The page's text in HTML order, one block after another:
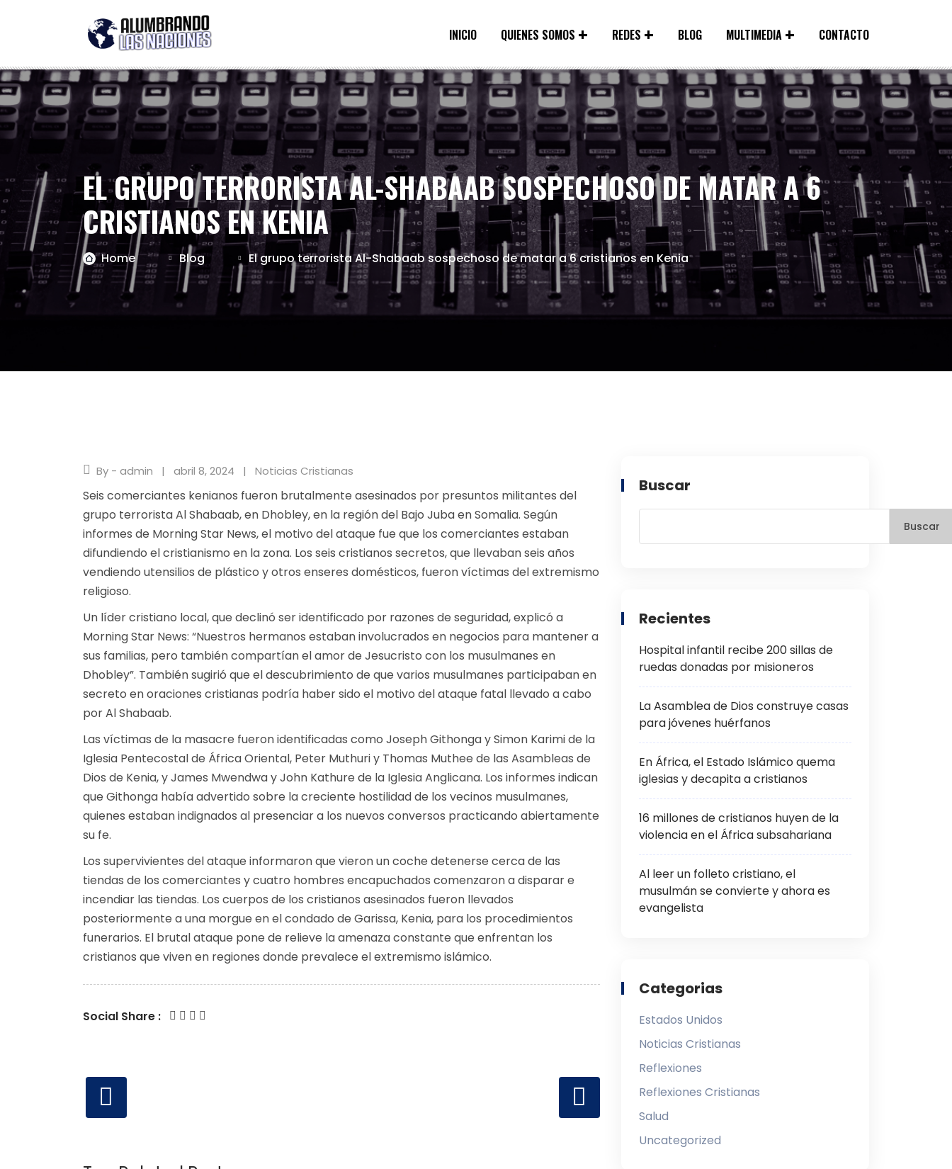
INICIO QUIENES SOMOS REDES BLOG MULTIMEDIA CONTACTO
EL GRUPO TERRORISTA AL-SHABAAB SOSPECHOSO DE MATAR A 6
CRISTIANOS EN KENIA
Home Blog El grupo terrorista Al-Shabaab sospechoso de matar a 6 cristianos en Kenia
By - admin abril 8, 2024 Noticias Cristianas
Seis comerciantes kenianos fueron brutalmente asesinados por presuntos militantes del
grupo terrorista Al Shabaab, en Dhobley, en la región del Bajo Juba en Somalia. Según
informes de Morning Star News, el motivo del ataque fue que los comerciantes estaban
difundiendo el cristianismo en la zona. Los seis cristianos secretos, que llevaban seis años
vendiendo utensilios de plástico y otros enseres domésticos, fueron víctimas del extremismo
religioso.
Un líder cristiano local, que declinó ser identificado por razones de seguridad, explicó a
Morning Star News: “Nuestros hermanos estaban involucrados en negocios para mantener a
sus familias, pero también compartían el amor de Jesucristo con los musulmanes en
Dhobley”. También sugirió que el descubrimiento de que varios musulmanes participaban en
secreto en oraciones cristianas podría haber sido el motivo del ataque fatal llevado a cabo
por Al Shabaab.
Las víctimas de la masacre fueron identificadas como Joseph Githonga y Simon Karimi de la
Iglesia Pentecostal de África Oriental, Peter Muthuri y Thomas Muthee de las Asambleas de
Dios de Kenia, y James Mwendwa y John Kathure de la Iglesia Anglicana. Los informes indican
que Githonga había advertido sobre la creciente hostilidad de los vecinos musulmanes,
quienes estaban indignados al presenciar a los nuevos conversos practicando abiertamente
su fe.
Los supervivientes del ataque informaron que vieron un coche detenerse cerca de las
tiendas de los comerciantes y cuatro hombres encapuchados comenzaron a disparar e
incendiar las tiendas. Los cuerpos de los cristianos asesinados fueron llevados
posteriormente a una morgue en el condado de Garissa, Kenia, para los procedimientos
funerarios. El brutal ataque pone de relieve la amenaza constante que enfrentan los
cristianos que viven en regiones donde prevalece el extremismo islámico.
Social Share :
Buscar
Buscar
Recientes
Hospital infantil recibe 200 sillas de
ruedas donadas por misioneros
La Asamblea de Dios construye casas
para jóvenes huérfanos
En África, el Estado Islámico quema
iglesias y decapita a cristianos
16 millones de cristianos huyen de la
violencia en el África subsahariana
Al leer un folleto cristiano, el
musulmán se convierte y ahora es
evangelista
Categorias
Estados Unidos
Noticias Cristianas
Reflexiones
Reflexiones Cristianas
Salud
Uncategorized